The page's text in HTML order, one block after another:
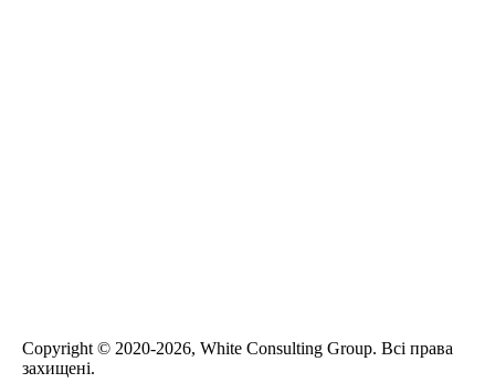
Сopyright © 2020-2026, White Consulting Group. Всі права
захищені.